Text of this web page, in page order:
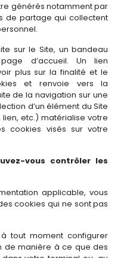
générés notamment par
de partage qui collectent
sur le Site, un bandeau
d’accueil. Un lien
plus sur la finalité et le
et renvoie vers la
de la navigation sur une
d’un élément du Site
etc.) matérialise votre
cookies visés sur votre
vous contrôler les
applicable, vous
cookies qui ne sont pas
tout moment configurer
de manière à ce que des